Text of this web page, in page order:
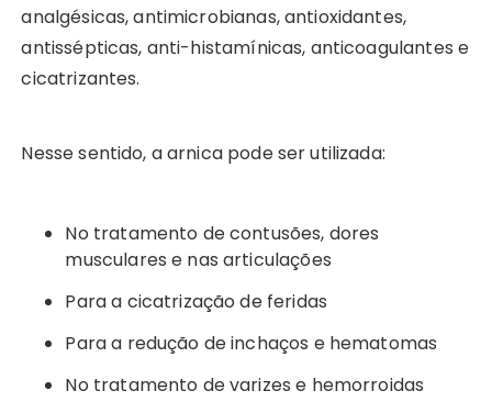
analgésicas, antimicrobianas, antioxidantes,
antissépticas, anti-histamínicas, anticoagulantes e
cicatrizantes.
Nesse sentido, a arnica pode ser utilizada:
No tratamento de contusões, dores
musculares e nas articulações
Para a cicatrização de feridas
Para a redução de inchaços e hematomas
No tratamento de varizes e hemorroidas